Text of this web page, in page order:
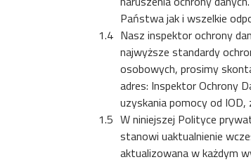
Państwa jak i wszelkie
Nasz inspektor ochrony
najwyższe standardy
osobowych, prosimy
adres: Inspektor Ochrony
uzyskania pomocy od
W niniejszej Polityce
stanowi uaktualnienie
aktualizowana w każdym